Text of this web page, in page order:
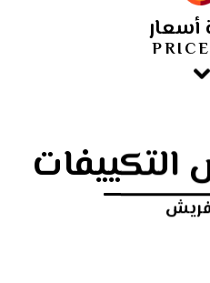
أسعار